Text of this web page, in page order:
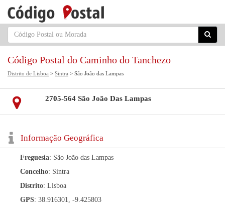
Código Postal do Caminho do Tanchezo
Distrito de Lisboa > Sintra > São João das Lampas
2705-564 São João Das Lampas
Informação Geográfica
Freguesia: São João das Lampas
Concelho: Sintra
Distrito: Lisboa
GPS: 38.916301, -9.425803